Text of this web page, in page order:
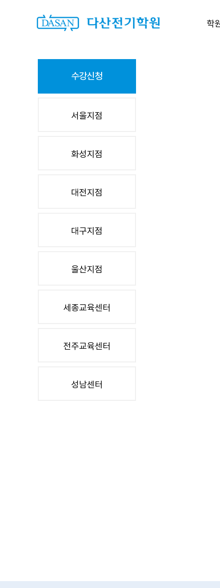
학
수강신청
서울지점
화성지점
대전지점
대구지점
울산지점
세종교육센터
전주교육센터
성남센터